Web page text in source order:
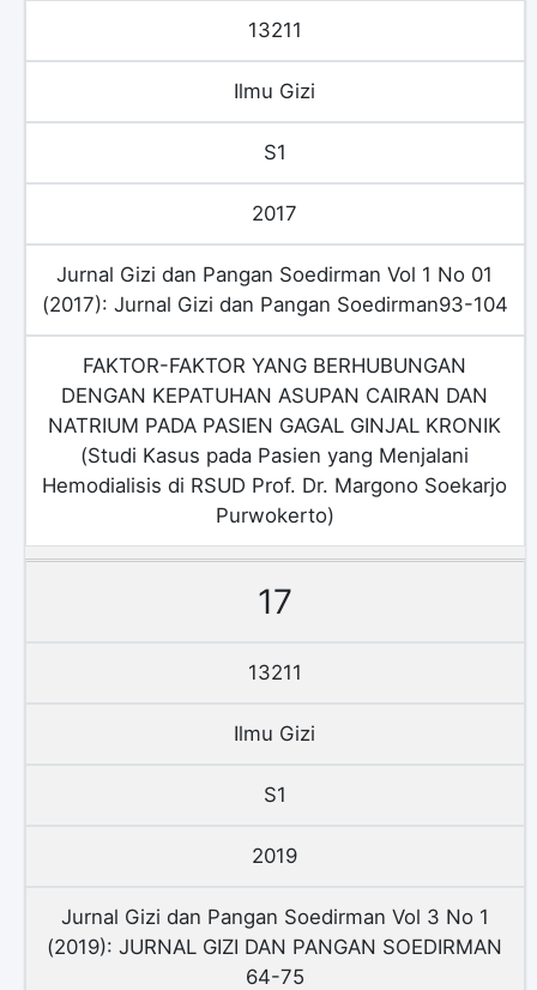
13211
Ilmu Gizi
S1
2017
Jurnal Gizi dan Pangan Soedirman Vol 1 No 01
(2017): Jurnal Gizi dan Pangan Soedirman93-104
FAKTOR-FAKTOR YANG BERHUBUNGAN
DENGAN KEPATUHAN ASUPAN CAIRAN DAN
NATRIUM PADA PASIEN GAGAL GINJAL KRONIK
(Studi Kasus pada Pasien yang Menjalani
Hemodialisis di RSUD Prof. Dr. Margono Soekarjo
Purwokerto)
17
13211
Ilmu Gizi
S1
2019
Jurnal Gizi dan Pangan Soedirman Vol 3 No 1
(2019): JURNAL GIZI DAN PANGAN SOEDIRMAN
64-75